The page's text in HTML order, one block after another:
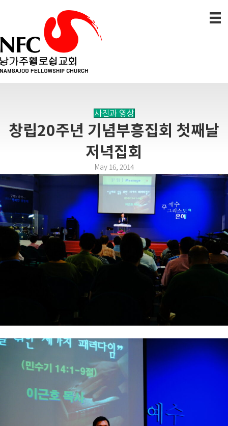
사진과 영상
창립20주년 기념부흥집회 첫째날
저녁집회
May 16, 2014